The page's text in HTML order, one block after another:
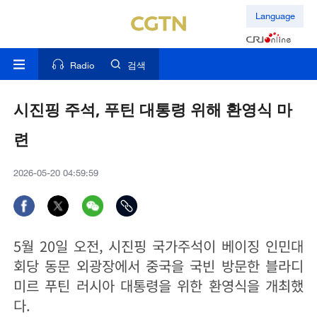
Language
Radio 검색
시진핑 주석, 푸틴 대통령 위해 환영식 마
련
2026-05-20 04:59:59
5월 20일 오전, 시진핑 국가주석이 베이징 인민대
회당 동문 외광장에서 중국을 국빈 방문한 블라디
미르 푸틴 러시아 대통령을 위한 환영식을 개최했
다.